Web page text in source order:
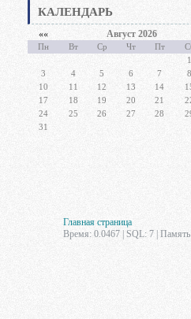
КАЛЕНДАРЬ
«« Август 2026
Пн Вт Ср Чт Пт
1
3
4 5 6 7 8
10
11 12 13 14
17
18 19 20 21
24
25 26 27 28
31
Главная страница
Время: 0.0467 | SQL: 7 |